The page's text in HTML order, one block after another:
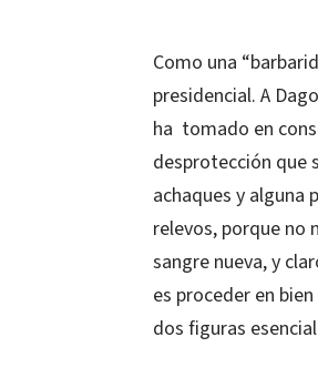
Como una
presidencial. A
ha tomado en
desprotección que
achaques y alguna
relevos, porque no
sangre nueva, y
es proceder en
dos figuras